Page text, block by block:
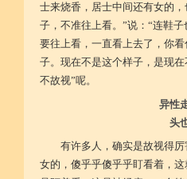
士来烧香，居士中间还有女的
子，不准往上看。”说：“连鞋
要往上看，一直看上去了，你
子。现在不是这个样子，是现
不故视”呢。
异性
头
有许多人，确实是故视得
女的，傻乎乎傻乎乎盯看着，